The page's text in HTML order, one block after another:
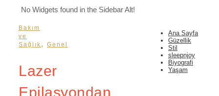
No Widgets found in the Sidebar Alt!
Bakım
ve
Sağlık , Genel
Lazer
Epilasyondan
Ana Sayfa
Güzellik
Stil
sleepnjoy
Biyografi
Yaşam